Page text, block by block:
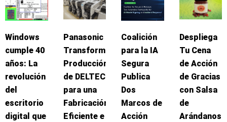
Windows
cumple 40
años: La
revolución
del
escritorio
digital que
Panasonic
Transforma
Producción
de DELTEC
para una
Fabricación
Eficiente e
Coalición
para la IA
Segura
Publica
Dos
Marcos de
Acción
Despliega
Tu Cena
de Acción
de Gracias
con Salsa
de
Arándanos